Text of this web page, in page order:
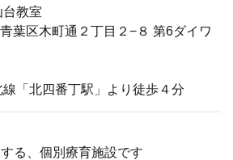
教室
葉区木町通２丁目２−８ 第6ダイワ
「北四番丁駅」より徒歩４分
る、個別療育施設です